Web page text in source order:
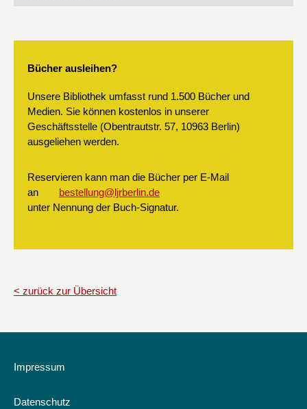
Bücher ausleihen?
Unsere Bibliothek umfasst rund 1.500 Bücher und
Medien. Sie können kostenlos in unserer
Geschäftsstelle (Obentrautstr. 57, 10963 Berlin)
ausgeliehen werden.
Reservieren kann man die Bücher per E-Mail
an
bestellung@ljrberlin.de
unter Nennung der Buch-Signatur.
zurück zur Übersicht
Impressum
Datenschutz